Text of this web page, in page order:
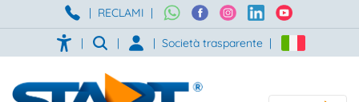
| RECLAMI |
| | | Società trasparente |